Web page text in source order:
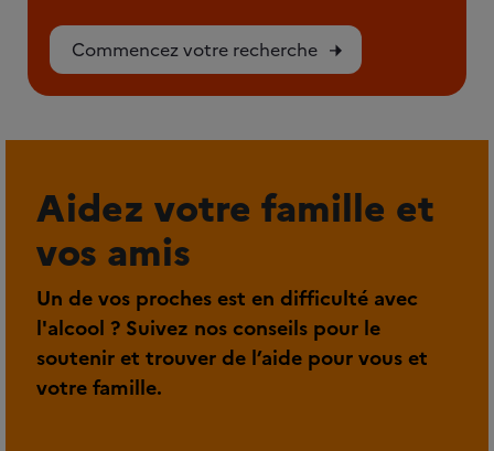
Commencez votre recherche
Aidez votre famille et
vos amis
Un de vos proches est en difficulté avec
l'alcool ? Suivez nos conseils pour le
soutenir et trouver de l’aide pour vous et
votre famille.